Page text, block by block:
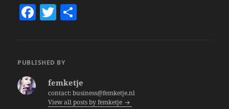
F
a
e
T
w
er
PUBLISHED BY
femketje
contact: business@femketje.nl
View all posts by femketje